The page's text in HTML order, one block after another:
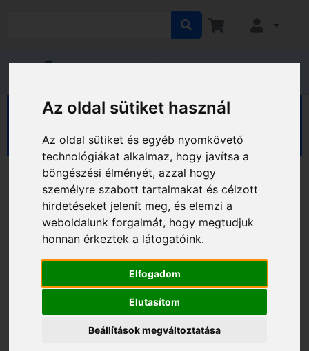
Az oldal sütiket használ
Az oldal sütiket és egyéb nyomkövető
technológiákat alkalmaz, hogy javítsa a
böngészési élményét, azzal hogy
személyre szabott tartalmakat és célzott
hirdetéseket jelenít meg, és elemzi a
weboldalunk forgalmát, hogy megtudjuk
honnan érkeztek a látogatóink.
Elfogadom
Elutasítom
Beállítások megváltoztatása
HÁZ KERT HOBBY Ház
Kaputechnika
Postaládák
Műanyag postaládák